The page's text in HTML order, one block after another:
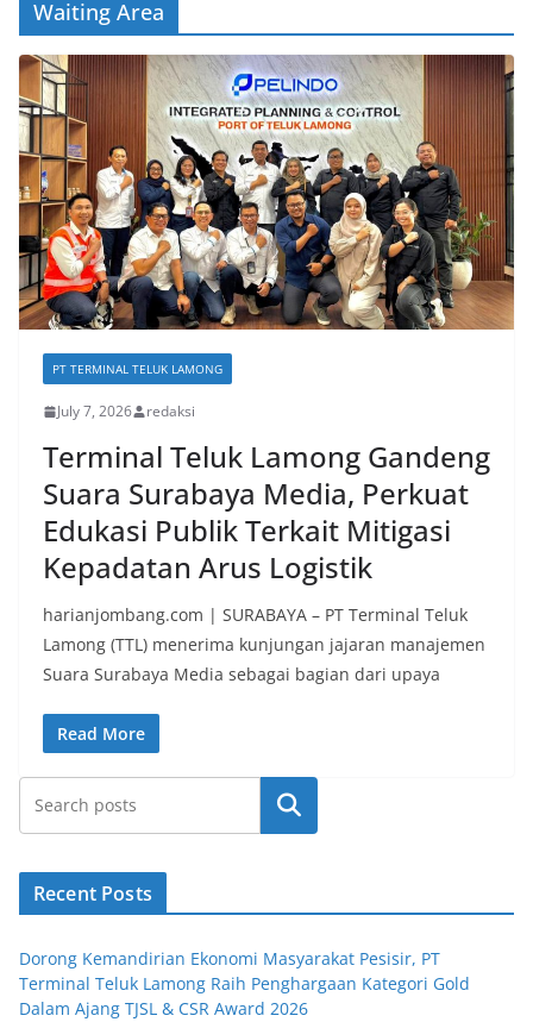
Waiting Area
PT TERMINAL TELUK LAMONG
July 7, 2026 redaksi
Terminal Teluk Lamong Gandeng
Suara Surabaya Media, Perkuat
Edukasi Publik Terkait Mitigasi
Kepadatan Arus Logistik
harianjombang.com | SURABAYA – PT Terminal Teluk
Lamong (TTL) menerima kunjungan jajaran manajemen
Suara Surabaya Media sebagai bagian dari upaya
Read More
Search
Recent Posts
Dorong Kemandirian Ekonomi Masyarakat Pesisir, PT
Terminal Teluk Lamong Raih Penghargaan Kategori Gold
Dalam Ajang TJSL & CSR Award 2026